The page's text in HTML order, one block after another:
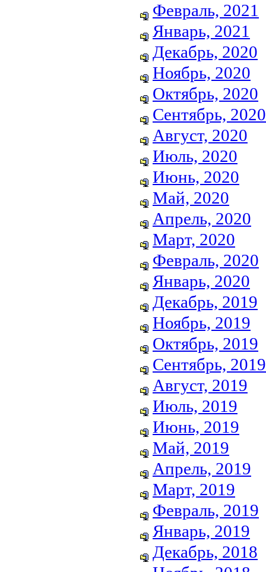
Февраль, 2021
Январь, 2021
Декабрь, 2020
Ноябрь, 2020
Октябрь, 2020
Сентябрь, 2020
Август, 2020
Июль, 2020
Июнь, 2020
Май, 2020
Апрель, 2020
Март, 2020
Февраль, 2020
Январь, 2020
Декабрь, 2019
Ноябрь, 2019
Октябрь, 2019
Сентябрь, 2019
Август, 2019
Июль, 2019
Июнь, 2019
Май, 2019
Апрель, 2019
Март, 2019
Февраль, 2019
Январь, 2019
Декабрь, 2018